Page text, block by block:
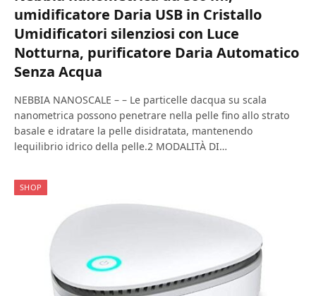
umidificatore Daria USB in Cristallo
Umidificatori silenziosi con Luce
Notturna, purificatore Daria Automatico
Senza Acqua
NEBBIA NANOSCALE – – Le particelle dacqua su scala
nanometrica possono penetrare nella pelle fino allo strato
basale e idratare la pelle disidratata, mantenendo
lequilibrio idrico della pelle.2 MODALITÀ DI…
SHOP